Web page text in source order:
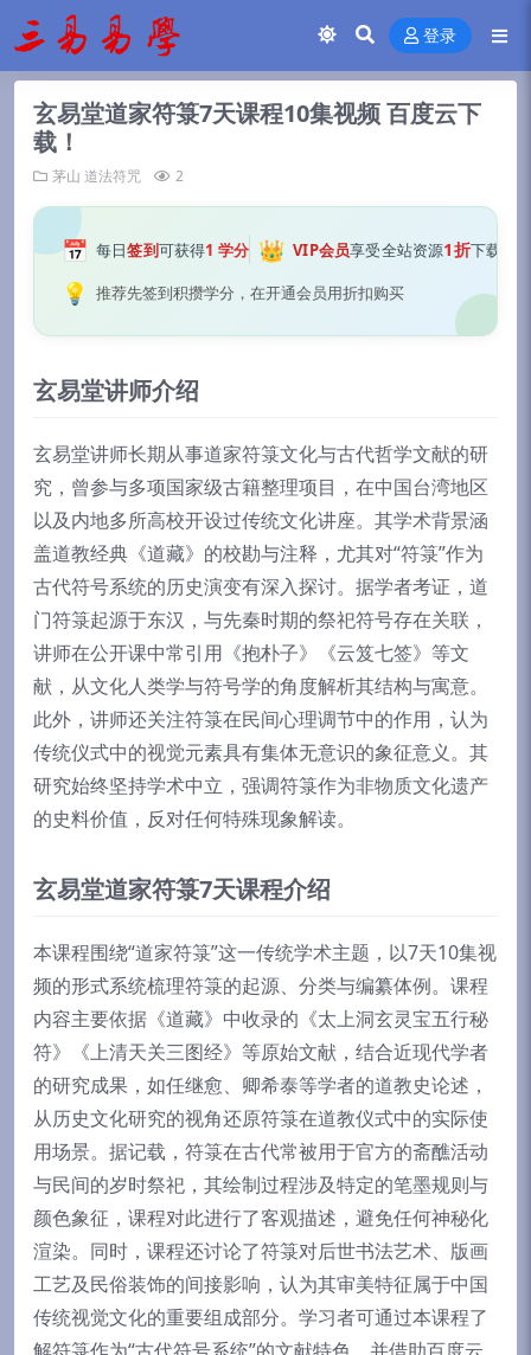
登录
玄易堂道家符箓7天课程10集视频 百度云下
载！
茅山 道法符咒 2
📅 每日签到可获得1 学分 👑 VIP会员享受全站资源1折下载
💡 推荐先签到积攒学分，在开通会员用折扣购买
玄易堂讲师介绍
玄易堂讲师长期从事道家符箓文化与古代哲学文献的研
究，曾参与多项国家级古籍整理项目，在中国台湾地区
以及内地多所高校开设过传统文化讲座。其学术背景涵
盖道教经典《道藏》的校勘与注释，尤其对“符箓”作为
古代符号系统的历史演变有深入探讨。据学者考证，道
门符箓起源于东汉，与先秦时期的祭祀符号存在关联，
讲师在公开课中常引用《抱朴子》《云笈七签》等文
献，从文化人类学与符号学的角度解析其结构与寓意。
此外，讲师还关注符箓在民间心理调节中的作用，认为
传统仪式中的视觉元素具有集体无意识的象征意义。其
研究始终坚持学术中立，强调符箓作为非物质文化遗产
的史料价值，反对任何特殊现象解读。
玄易堂道家符箓7天课程介绍
本课程围绕“道家符箓”这一传统学术主题，以7天10集视
频的形式系统梳理符箓的起源、分类与编纂体例。课程
内容主要依据《道藏》中收录的《太上洞玄灵宝五行秘
符》《上清天关三图经》等原始文献，结合近现代学者
的研究成果，如任继愈、卿希泰等学者的道教史论述，
从历史文化研究的视角还原符箓在道教仪式中的实际使
用场景。据记载，符箓在古代常被用于官方的斋醮活动
与民间的岁时祭祀，其绘制过程涉及特定的笔墨规则与
颜色象征，课程对此进行了客观描述，避免任何神秘化
渲染。同时，课程还讨论了符箓对后世书法艺术、版画
工艺及民俗装饰的间接影响，认为其审美特征属于中国
传统视觉文化的重要组成部分。学习者可通过本课程了